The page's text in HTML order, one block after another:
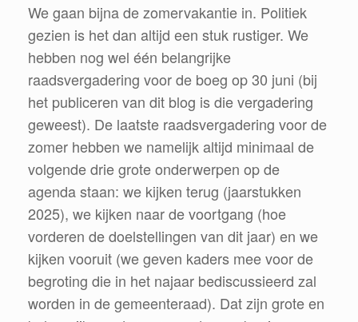
We gaan bijna de zomervakantie in. Politiek
gezien is het dan altijd een stuk rustiger. We
hebben nog wel één belangrijke
raadsvergadering voor de boeg op 30 juni (bij
het publiceren van dit blog is die vergadering
geweest). De laatste raadsvergadering voor de
zomer hebben we namelijk altijd minimaal de
volgende drie grote onderwerpen op de
agenda staan: we kijken terug (jaarstukken
2025), we kijken naar de voortgang (hoe
vorderen de doelstellingen van dit jaar) en we
kijken vooruit (we geven kaders mee voor de
begroting die in het najaar bediscussieerd zal
worden in de gemeenteraad). Dat zijn grote en